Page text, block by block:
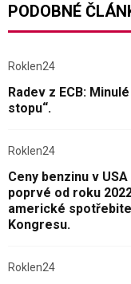
PODOBNÉ
Roklen24
Radev z ECB:
stopu“.
Roklen24
Ceny benzinu v
poprvé od roku
americké
Kongresu.
Roklen24